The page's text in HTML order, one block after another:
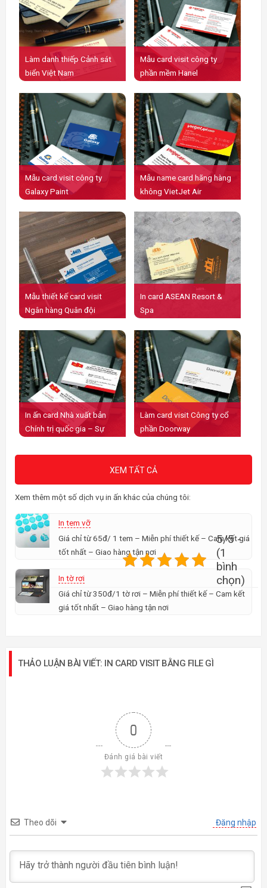
Làm danh thiếp Cảnh sát
biển Việt Nam
Mẫu card visit công ty
phần mềm Hanel
Mẫu card visit công ty
Galaxy Paint
Mẫu name card hãng hàng
không VietJet Air
Mẫu thiết kế card visit
Ngân hàng Quân đội
In card ASEAN Resort &
Spa
In ấn card Nhà xuất bản
Chính trị quốc gia – Sự
Làm card visit Công ty cổ
phần Doorway
XEM TẤT CẢ
Xem thêm một số dịch vụ in ấn khác của chúng tôi:
In tem vỡ
Giá chỉ từ 65đ/ 1 tem – Miễn phí thiết kế – Cam kết giá
tốt nhất – Giao hàng tận nơi
In tờ rơi
Giá chỉ từ 350đ/1 tờ rơi – Miễn phí thiết kế – Cam kết
giá tốt nhất – Giao hàng tận nơi
5/5 -
(1
bình
chọn)
THẢO LUẬN BÀI VIẾT: IN CARD VISIT BẰNG FILE GÌ
0
Đánh giá bài viết
Theo dõi Đăng nhập